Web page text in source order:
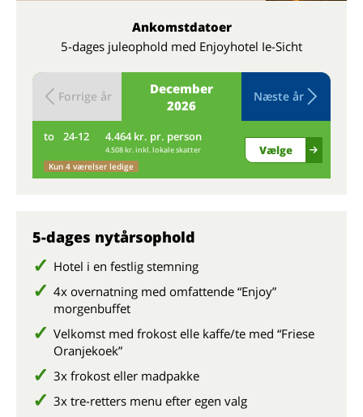
Ankomstdatoer
5-dages juleophold med Enjoyhotel Ie-Sicht
December
2026
Forrige år Næste år
to 24-12 4.464 kr. pr. person
4.508 kr. inkl. lokale skatter
Kun 4 værelser ledige
Vælge
5-dages nytårsophold
Hotel i en festlig stemning
4x overnatning med omfattende “Enjoy”
morgenbuffet
Velkomst med frokost elle kaffe/te med “Friese
Oranjekoek”
3x frokost eller madpakke
3x tre-retters menu efter egen valg